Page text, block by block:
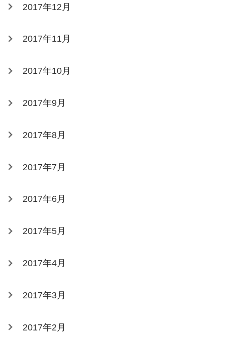
2017年12月
2017年11月
2017年10月
2017年9月
2017年8月
2017年7月
2017年6月
2017年5月
2017年4月
2017年3月
2017年2月